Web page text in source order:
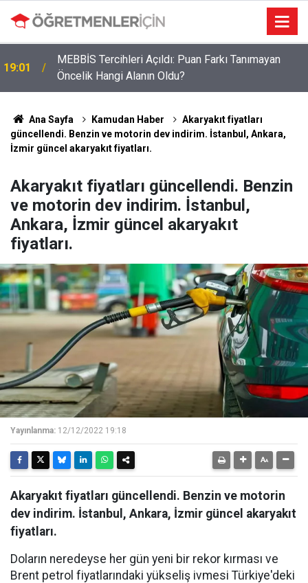
MEBBİS Tercihleri Açıldı: Puan Farkı Tanımayan
Öncelik Hangi Alanın Oldu?
09:03
Öğretmenlere Müjdeli Haber: Bu 12 İlde Norm
Kadro Tıkanıklığı Yaşanmayacak
Ana Sayfa Kamudan Haber
Akaryakıt fiyatları
güncellendi. Benzin ve motorin dev indirim. İstanbul, Ankara,
İzmir güncel akaryakıt fiyatları.
Akaryakıt fiyatları güncellendi. Benzin
ve motorin dev indirim. İstanbul,
Ankara, İzmir güncel akaryakıt
fiyatları.
Yayınlanma: 12/12/2022 19:18
Akaryakıt fiyatları güncellendi. Benzin ve motorin
dev indirim. İstanbul, Ankara, İzmir güncel akaryakıt
fiyatları.
Doların neredeyse her gün yeni bir rekor kırması ve
Brent petrol fiyatlarındaki yükseliş ivmesi Türkiye'deki